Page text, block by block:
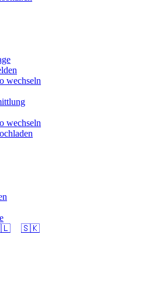
wechseln
wechseln
🇸🇰